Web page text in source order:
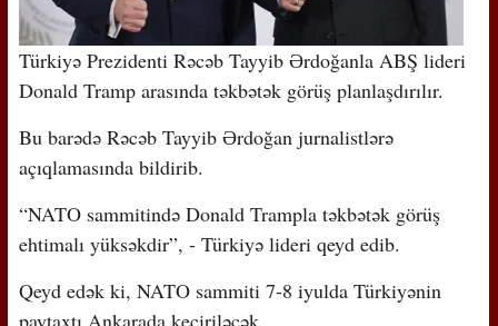
Türkiyə Prezidenti Rəcəb Tayyib Ərdoğanla ABŞ lideri
Donald Tramp arasında təkbətək görüş planlaşdırılır.
Bu barədə Rəcəb Tayyib Ərdoğan jurnalistlərə
açıqlamasında bildirib.
“NATO sammitində Donald Trampla təkbətək görüş
ehtimalı yüksəkdir”, - Türkiyə lideri qeyd edib.
Qeyd edək ki, NATO sammiti 7-8 iyulda Türkiyənin
paytaxtı Ankarada keçiriləcək.